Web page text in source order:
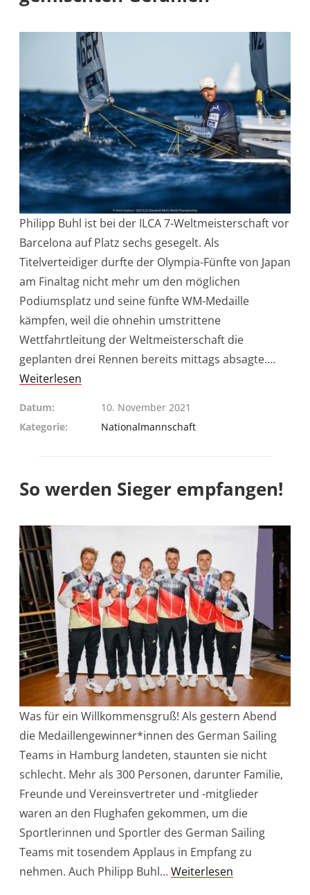
Philipp Buhl ist bei der ILCA 7-Weltmeisterschaft vor
Barcelona auf Platz sechs gesegelt. Als
Titelverteidiger durfte der Olympia-Fünfte von Japan
am Finaltag nicht mehr um den möglichen
Podiumsplatz und seine fünfte WM-Medaille
kämpfen, weil die ohnehin umstrittene
Wettfahrtleitung der Weltmeisterschaft die
geplanten drei Rennen bereits mittags absagte.…
Weiterlesen
Datum
10. November 2021
Kategorie
Nationalmannschaft
So werden Sieger empfangen!
Was für ein Willkommensgruß! Als gestern Abend
die Medaillengewinner*innen des German Sailing
Teams in Hamburg landeten, staunten sie nicht
schlecht. Mehr als 300 Personen, darunter Familie,
Freunde und Vereinsvertreter und -mitglieder
waren an den Flughafen gekommen, um die
Sportlerinnen und Sportler des German Sailing
Teams mit tosendem Applaus in Empfang zu
nehmen. Auch Philipp Buhl…Weiterlesen